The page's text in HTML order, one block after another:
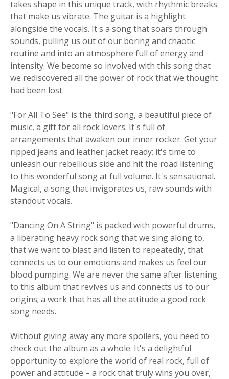
takes shape in this unique track, with rhythmic breaks
that make us vibrate. The guitar is a highlight
alongside the vocals. It's a song that soars through
sounds, pulling us out of our boring and chaotic
routine and into an atmosphere full of energy and
intensity. We become so involved with this song that
we rediscovered all the power of rock that we thought
had been lost.
"For All To See" is the third song, a beautiful piece of
music, a gift for all rock lovers. It's full of
arrangements that awaken our inner rocker. Get your
ripped jeans and leather jacket ready; it's time to
unleash our rebellious side and hit the road listening
to this wonderful song at full volume. It's sensational.
Magical, a song that invigorates us, raw sounds with
standout vocals.
"Dancing On A String" is packed with powerful drums,
a liberating heavy rock song that we sing along to,
that we want to blast and listen to repeatedly, that
connects us to our emotions and makes us feel our
blood pumping. We are never the same after listening
to this album that revives us and connects us to our
origins; a work that has all the attitude a good rock
song needs.
Without giving away any more spoilers, you need to
check out the album as a whole. It's a delightful
opportunity to explore the world of real rock, full of
power and attitude – a rock that truly wins you over,